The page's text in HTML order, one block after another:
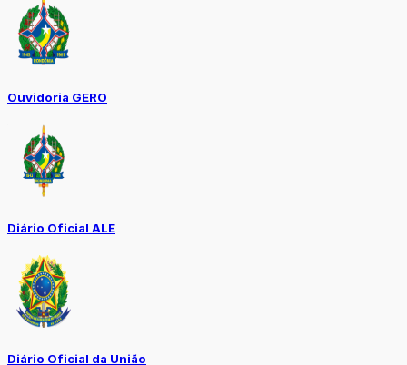
Ouvidoria GERO
Diário Oficial ALE
Diário Oficial da União